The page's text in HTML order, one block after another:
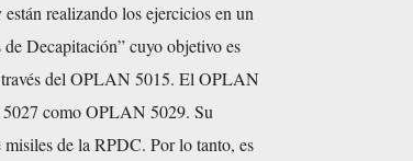
realizando los ejercicios en un
Decapitación” cuyo objetivo es
del OPLAN 5015. El OPLAN
como OPLAN 5029. Su
misiles de la RPDC. Por lo tanto, es